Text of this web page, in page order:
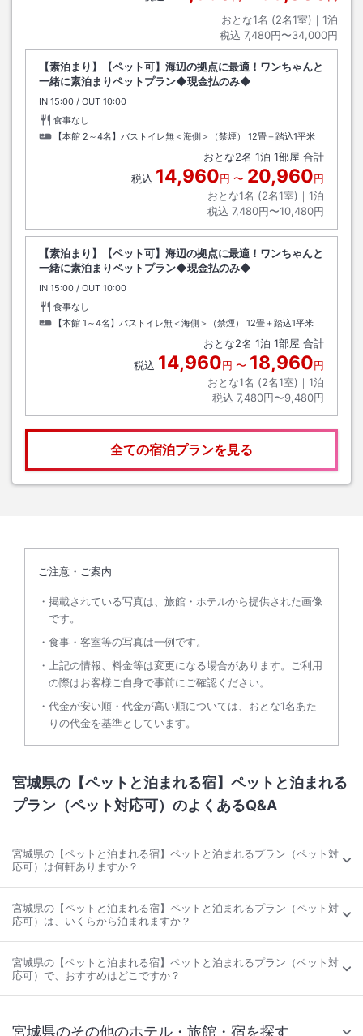
おとな1名 (2名1室)｜ 1泊
税込 7,480円〜34,000円
【素泊まり】【ペット可】海辺の拠点に最適！ワンちゃんと
一緒に素泊まりペットプラン◆現金払のみ◆
IN チェックイン
15:00 / OUT チェックアウト
10:00
食事なし
【本館 2～4名】バストイレ無＜海側＞（禁煙）
12畳＋踏込1平米
おとな2名 1泊 1部屋 合計
税込 14,960円 〜 20,960円
おとな1名 (2名1室)｜ 1泊
税込 7,480円〜10,480円
【素泊まり】【ペット可】海辺の拠点に最適！ワンちゃんと
一緒に素泊まりペットプラン◆現金払のみ◆
IN チェックイン
15:00 / OUT チェックアウト
10:00
食事なし
【本館 1～4名】バストイレ無＜海側＞（禁煙）
12畳＋踏込1平米
おとな2名 1泊 1部屋 合計
税込 14,960円 〜 18,960円
おとな1名 (2名1室)｜ 1泊
税込 7,480円〜9,480円
全ての宿泊プランを見る
ご注意・ご案内
掲載されている写真は、旅館・ホテルから提供された画像
です。
食事・客室等の写真は一例です。
上記の情報、料金等は変更になる場合があります。ご利用
の際はお客様ご自身で事前にご確認ください。
代金が安い順・代金が高い順については、おとな1名あた
りの代金を基準としています。
宮城県の【ペットと泊まれる宿】ペットと泊まれる
プラン（ペット対応可）のよくあるQ&A
宮城県の【ペットと泊まれる宿】ペットと泊まれるプラン（ペット対
応可）は何軒ありますか？
宮城県の【ペットと泊まれる宿】ペットと泊まれるプラン（ペット対
応可）は、いくらから泊まれますか？
宮城県の【ペットと泊まれる宿】ペットと泊まれるプラン（ペット対
応可）で、おすすめはどこですか？
宮城県のその他のホテル・旅館・宿を探す